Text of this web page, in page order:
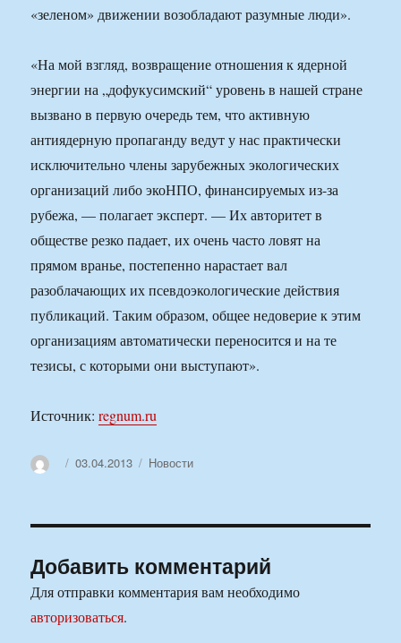
«зеленом» движении возобладают разумные люди».
«На мой взгляд, возвращение отношения к ядерной
энергии на „дофукусимский“ уровень в нашей стране
вызвано в первую очередь тем, что активную
антиядерную пропаганду ведут у нас практически
исключительно члены зарубежных экологических
организаций либо экоНПО, финансируемых из-за
рубежа, — полагает эксперт. — Их авторитет в
обществе резко падает, их очень часто ловят на
прямом вранье, постепенно нарастает вал
разоблачающих их псевдоэкологические действия
публикаций. Таким образом, общее недоверие к этим
организациям автоматически переносится и на те
тезисы, с которыми они выступают».
Источник:regnum.ru
АвторОпубликовано
03.04.2013 Рубрики
Новости
Добавить комментарий
Для отправки комментария вам необходимо
авторизоваться.